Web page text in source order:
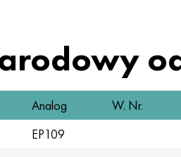
Analog W. Nr.
EP109